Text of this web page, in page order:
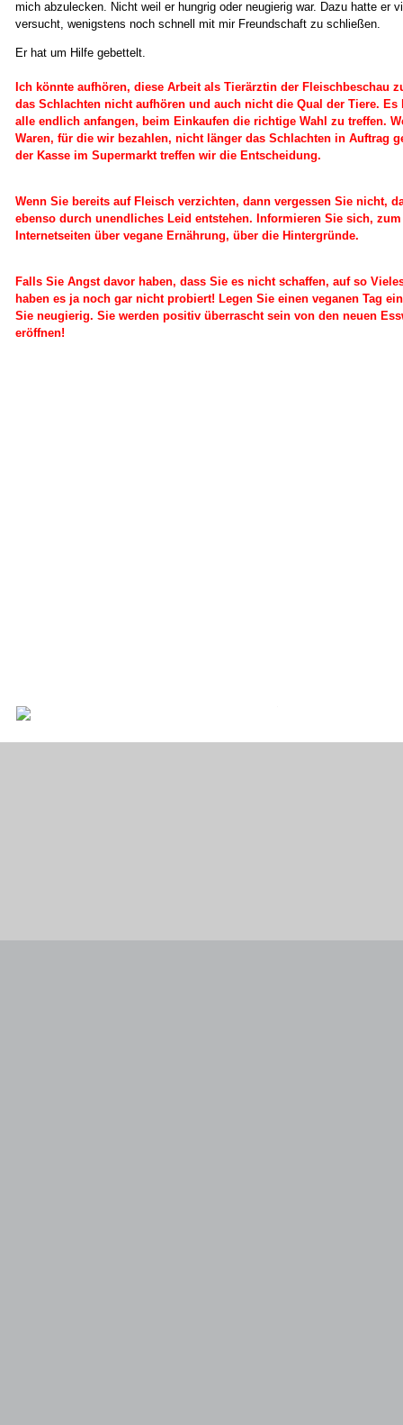
mich abzulecken. Nicht weil er hungrig oder neugierig war. Dazu hatte er
versucht, wenigstens noch schnell mit mir Freundschaft zu schließen.
Er hat um Hilfe gebettelt.
Ich könnte aufhören, diese Arbeit als Tierärztin der Fleischbeschau
das Schlachten nicht aufhören und auch nicht die Qual der Tiere.
alle endlich anfangen, beim Einkaufen die richtige Wahl zu treffen.
Waren, für die wir bezahlen, nicht länger das Schlachten in Auftrag
der Kasse im Supermarkt treffen wir die Entscheidung.
Wenn Sie bereits auf Fleisch verzichten, dann vergessen Sie nicht,
ebenso durch unendliches Leid entstehen. Informieren Sie sich,
Internetseiten über vegane Ernährung, über die Hintergründe.
Falls Sie Angst davor haben, dass Sie es nicht schaffen, auf so
haben es ja noch gar nicht probiert! Legen Sie einen veganen Tag
Sie neugierig. Sie werden positiv überrascht sein von den neuen
eröffnen!